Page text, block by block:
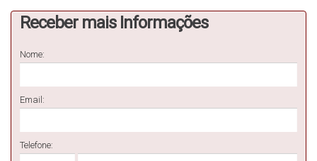
Esta é a oportunidade perfeita para adquirir o seu
Não perca tempo, agende uma visita e venha
Receber mais Informações
Nome:
Email:
Telefone: